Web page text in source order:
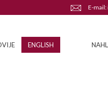
E-
ENGLISH